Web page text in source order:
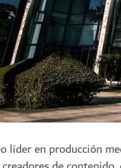
líder en producción